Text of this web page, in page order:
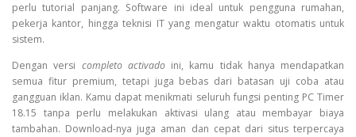
perlu tutorial panjang. Software ini ideal untuk pengguna rumahan,
pekerja kantor, hingga teknisi IT yang mengatur waktu otomatis untuk
sistem.
Dengan versi completo activadoini, kamu tidak hanya mendapatkan
semua fitur premium, tetapi juga bebas dari batasan uji coba atau
gangguan iklan. Kamu dapat menikmati seluruh fungsi penting PC Timer
18.15 tanpa perlu melakukan aktivasi ulang atau membayar biaya
tambahan. Download-nya juga aman dan cepat dari situs terpercaya